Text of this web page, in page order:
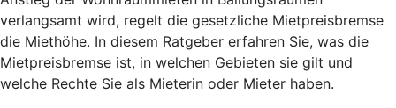
verlangsamt wird, regelt die gesetzliche Mietpreisbremse
die Miethöhe. In diesem Ratgeber erfahren Sie, was die
Mietpreisbremse ist, in welchen Gebieten sie gilt und
welche Rechte Sie als Mieterin oder Mieter haben.